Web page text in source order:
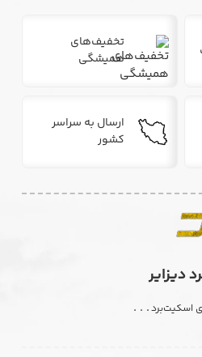
تخفیف‌های
همیشگی
ارسال به سراسر
کشور
دیزایر
اسکیت‌برد. . .